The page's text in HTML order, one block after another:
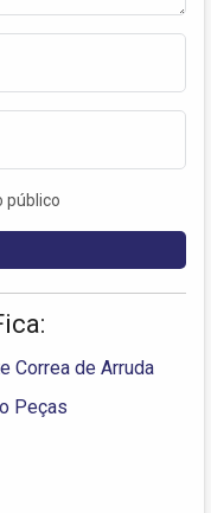
público
Correa de Arruda
Peças